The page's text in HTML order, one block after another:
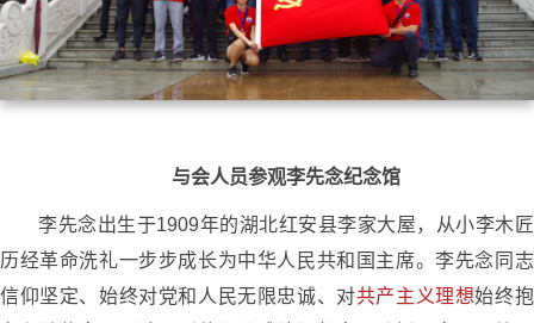
与会人员参观李先念纪念馆
李先念出生于1909年的湖北红安县李家大屋，从小李木匠
历经革命洗礼一步步成长为中华人民共和国主席。李先念同志
信仰坚定、始终对党和人民无限忠诚、对共产主义理想始终抱